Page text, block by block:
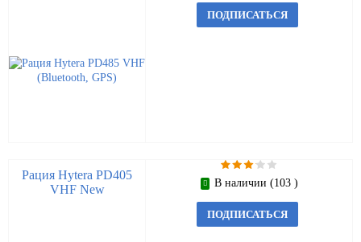
ПОДПИСАТЬСЯ
Рация Hytera PD405
VHF New
В наличии (103 )
ПОДПИСАТЬСЯ